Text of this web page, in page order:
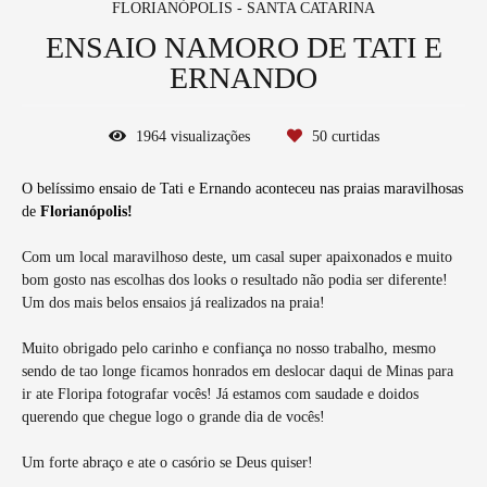
FLORIANÓPOLIS - SANTA CATARINA
ENSAIO NAMORO DE TATI E
ERNANDO
1964visualizações 50curtidas
O belíssimo ensaio de Tati e Ernando aconteceu nas praias maravilhosas
de Florianópolis!
Com um local maravilhoso deste, um casal super apaixonados e muito
bom gosto nas escolhas dos looks o resultado não podia ser diferente!
Um dos mais belos ensaios já realizados na praia!
Muito obrigado pelo carinho e confiança no nosso trabalho, mesmo
sendo de tao longe ficamos honrados em deslocar daqui de Minas para
ir ate Floripa fotografar vocês! Já estamos com saudade e doidos
querendo que chegue logo o grande dia de vocês!
Um forte abraço e ate o casório se Deus quiser!